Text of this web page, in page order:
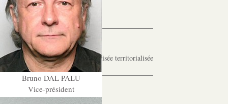
Les Pôles
Pôle Socio-­Éducatif
Service de Prévention spécialisée territorialisée
Pôle Milieu Ouvert
Bruno DAL PALU
Vice-président